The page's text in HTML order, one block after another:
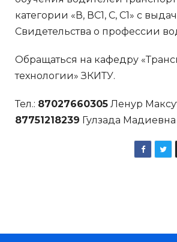
категории «В, ВС1, С, С1» с
Свидетельства о профессии
Обращаться на кафедру
технологии» ЗКИТУ.
Тел.: 87027660305 Ленур
87751218239 Гулзада Мадиевна